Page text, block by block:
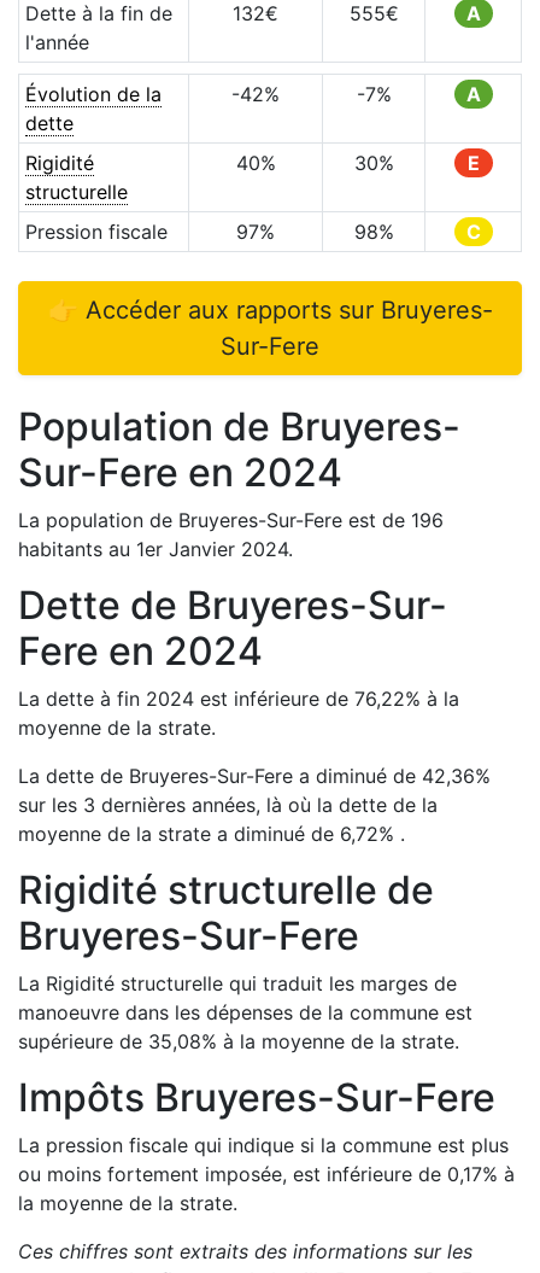
Dette à la fin de
l'année
132€ 555€ A
Évolution de la
dette
-42% -7% A
Rigidité
structurelle
40% 30% E
Pression fiscale 97% 98% C
👉 Accéder aux rapports sur Bruyeres-
Sur-Fere
Population de Bruyeres-
Sur-Fere en 2024
La population de Bruyeres-Sur-Fere est de 196
habitants au 1er Janvier 2024.
Dette de Bruyeres-Sur-
Fere en 2024
La dette à fin 2024 est inférieure de 76,22% à la
moyenne de la strate.
La dette de Bruyeres-Sur-Fere a diminué de 42,36%
sur les 3 dernières années, là où la dette de la
moyenne de la strate a diminué de 6,72% .
Rigidité structurelle de
Bruyeres-Sur-Fere
La Rigidité structurelle qui traduit les marges de
manoeuvre dans les dépenses de la commune est
supérieure de 35,08% à la moyenne de la strate.
Impôts Bruyeres-Sur-Fere
La pression fiscale qui indique si la commune est plus
ou moins fortement imposée, est inférieure de 0,17% à
la moyenne de la strate.
Ces chiffres sont extraits des informations sur les